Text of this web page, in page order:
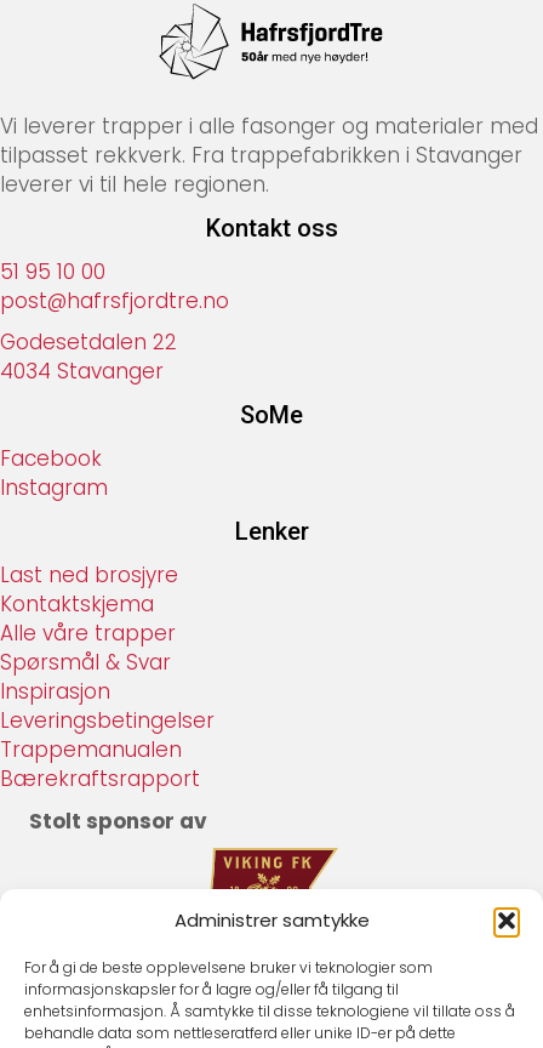
Administrer samtykke
For å gi de beste opplevelsene bruker vi teknologier som
informasjonskapsler for å lagre og/eller få tilgang til
enhetsinformasjon. Å samtykke til disse teknologiene vil tillate oss å
behandle data som nettleseratferd eller unike ID-er på dette
Vi leverer trapper i alle fasonger og materialer med
tilpasset rekkverk. Fra trappefabrikken i Stavanger
leverer vi til hele regionen.
Kontakt oss
51 95 10 00
post@hafrsfjordtre.no
Godesetdalen 22
4034 Stavanger
SoMe
Facebook
Instagram
Lenker
Last ned brosjyre
Kontaktskjema
Alle våre trapper
Spørsmål & Svar
Inspirasjon
Leveringsbetingelser
Trappemanualen
Bærekraftsrapport
Stolt sponsor av